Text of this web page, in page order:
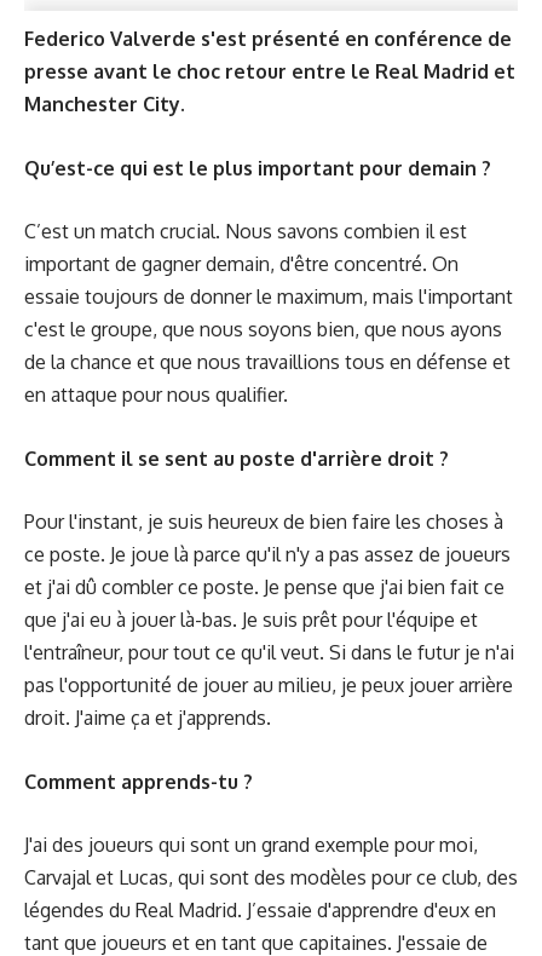
Federico Valverde s'est présenté en conférence de
presse avant le choc retour entre le Real Madrid et
Manchester City.
Qu’est-ce qui est le plus important pour demain ?
C’est un match crucial. Nous savons combien il est
important de gagner demain, d'être concentré. On
essaie toujours de donner le maximum, mais l'important
c'est le groupe, que nous soyons bien, que nous ayons
de la chance et que nous travaillions tous en défense et
en attaque pour nous qualifier.
Comment il se sent au poste d'arrière droit ?
Pour l'instant, je suis heureux de bien faire les choses à
ce poste. Je joue là parce qu'il n'y a pas assez de joueurs
et j'ai dû combler ce poste. Je pense que j'ai bien fait ce
que j'ai eu à jouer là-bas. Je suis prêt pour l'équipe et
l'entraîneur, pour tout ce qu'il veut. Si dans le futur je n'ai
pas l'opportunité de jouer au milieu, je peux jouer arrière
droit. J'aime ça et j'apprends.
Comment apprends-tu ?
J'ai des joueurs qui sont un grand exemple pour moi,
Carvajal et Lucas, qui sont des modèles pour ce club, des
légendes du Real Madrid. J’essaie d'apprendre d'eux en
tant que joueurs et en tant que capitaines. J'essaie de